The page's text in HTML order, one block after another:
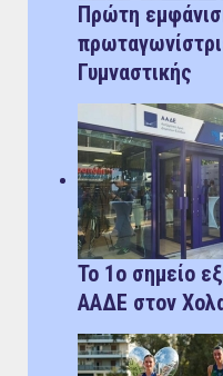
Πρώτη
Γυμναστικής
Το 1ο σημείο
ΑΑΔΕ στον